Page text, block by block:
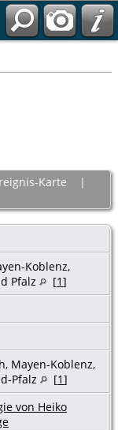
Karte |
Koblenz,
Pfalz
[1]
Mayen-Koblenz,
Pfalz
[1]
von Heiko